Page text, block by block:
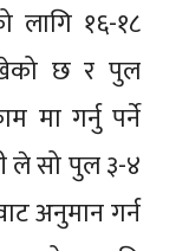
लागि १६-१८
छ र पुल
मा गर्नु पर्ने
ले सो पुल ३-४
अनुमान गर्न